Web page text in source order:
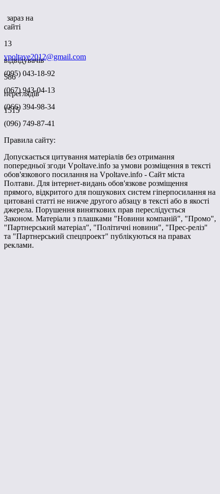
зараз на
сайті
13
відвідувачів
586
переглядів
1515
vpoltave2012@gmail.com
(095) 043-18-92
(067) 943-04-13
(066) 394-98-34
(096) 749-87-41
Правила сайту:
Допускається цитування матеріалів без отримання
попередньої згоди Vpoltave.info за умови розміщення в тексті
обов'язкового посилання на Vpoltave.info - Сайт міста
Полтави. Для інтернет-видань обов'язкове розміщення
прямого, відкритого для пошукових систем гіперпосилання на
цитовані статті не нижче другого абзацу в тексті або в якості
джерела. Порушення виняткових прав переслідується
Законом. Матеріали з плашками "Новини компаній", "Промо",
"Партнерський матеріал", "Політичні новини", "Прес-реліз"
та "Партнерський спецпроект" публікуються на правах
реклами.